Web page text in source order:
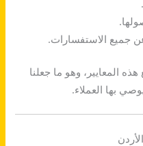
جميع الاستفسارات.
هذه المعايير، وهو ما جعلنا
بها العملاء.